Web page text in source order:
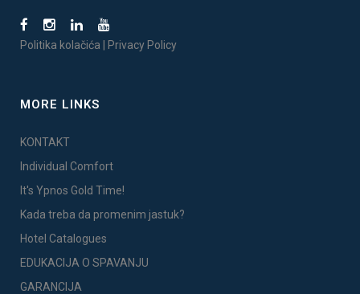
Politika kolačića Privacy Policy
MORE LINKS
KONTAKT
Individual Comfort
It's Ypnos Gold Time!
Kada treba da promenim jastuk?
Hotel Catalogues
EDUKACIJA O SPAVANJU
GARANCIJA